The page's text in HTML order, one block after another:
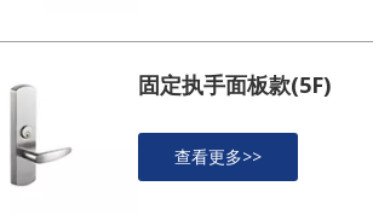
固定执手面板款(5F)
查看更多>>